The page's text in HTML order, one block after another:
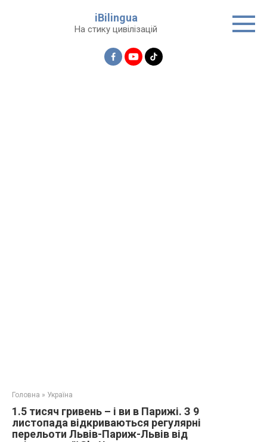
iBilingua
На стику цивілізацій
Головна » Україна
1.5 тисяч гривень – і ви в Парижі. З 9
листопада відкриваються регулярні
перельоти Львів-Париж-Львів від